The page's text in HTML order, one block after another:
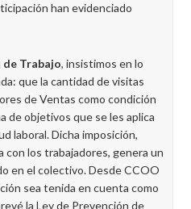
han evidenciado
de Trabajo, insistimos en lo
que la cantidad de visitas
de Ventas como condición
de objetivos que se les aplica
laboral. Dicha imposición,
con los trabajadores, genera un
en el colectivo. Desde CCOO
sea tenida en cuenta como
la Ley de Prevención de